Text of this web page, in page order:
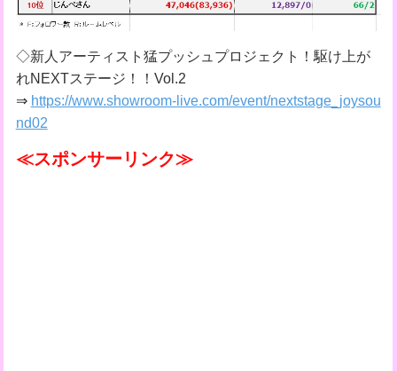
◇新人アーティスト猛プッシュプロジェクト！駆け上が
れNEXTステージ！！Vol.2
⇒ https://www.showroom-live.com/event/nextstage_joysou
nd02
≪スポンサーリンク≫